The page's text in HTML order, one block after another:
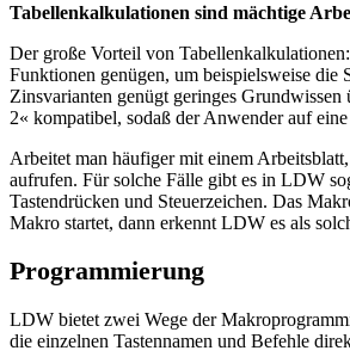
Tabellenkalkulationen sind mächtige
Der große Vorteil von
Funktionen genügen, um beispielsweise die
Zinsvarianten genügt geringes
2« kompatibel, sodaß der Anwender auf
Arbeitet man häufiger mit einem
aufrufen. Für solche Fälle gibt es in LDW
Tastendrücken und Steuerzeichen. Das
Makro startet, dann erkennt LDW es als
Programmierung
LDW bietet zwei Wege der
die einzelnen Tastennamen und Befehle